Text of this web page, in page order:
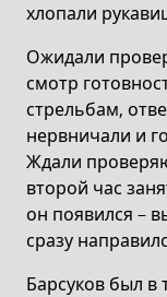
хлопали
Ожидали
смотр
стрельбам,
нервничали и
Ждали
второй час
он появился –
сразу
Барсуков был в